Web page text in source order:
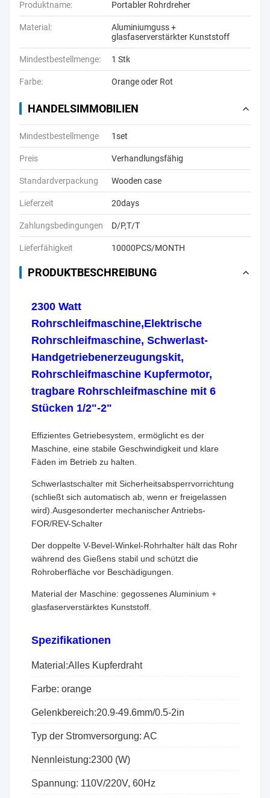
Produktname: Portabler Rohrdreher
Material:
Aluminiumguss +
glasfaserverstärkter Kunststoff
Mindestbestellmenge: 1 Stk
Farbe: Orange oder Rot
HANDELSIMMOBILIEN
Mindestbestellmenge 1set
Preis Verhandlungsfähig
Standardverpackung Wooden case
Lieferzeit 20days
Zahlungsbedingungen D/P,T/T
Lieferfähigkeit 10000PCS/MONTH
PRODUKTBESCHREIBUNG
2300 Watt
Rohrschleifmaschine,Elektrische
Rohrschleifmaschine, Schwerlast-
Handgetriebenerzeugungskit,
Rohrschleifmaschine Kupfermotor,
tragbare Rohrschleifmaschine mit 6
Stücken 1/2"-2"
Effizientes Getriebesystem, ermöglicht es der
Maschine, eine stabile Geschwindigkeit und klare
Fäden im Betrieb zu halten.
Schwerlastschalter mit Sicherheitsabsperrvorrichtung
(schließt sich automatisch ab, wenn er freigelassen
wird).Ausgesonderter mechanischer Antriebs-
FOR/REV-Schalter
Der doppelte V-Bevel-Winkel-Rohrhalter hält das Rohr
während des Gießens stabil und schützt die
Rohroberfläche vor Beschädigungen.
Material der Maschine: gegossenes Aluminium +
glasfaserverstärktes Kunststoff.
Spezifikationen
Material:Alles Kupferdraht
Farbe: orange
Gelenkbereich:20.9-49.6mm/0.5-2in
Typ der Stromversorgung: AC
Nennleistung:2300 (W)
Spannung: 110V/220V, 60Hz